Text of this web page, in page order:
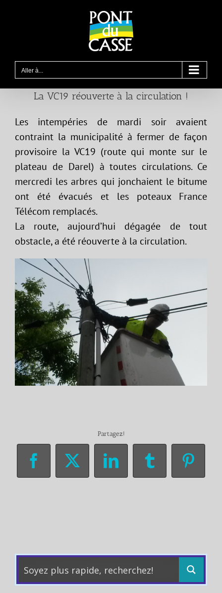
Aller à...
La VC19 réouverte à la circulation !
Les intempéries de mardi soir avaient
contraint la municipalité à fermer de façon
provisoire la VC19 (route qui monte sur le
plateau de Darel) à toutes circulations. Ce
mercredi les arbres qui jonchaient le bitume
ont été évacués et les poteaux France
Télécom remplacés.
La route, aujourd’hui dégagée de tout
obstacle, a été réouverte à la circulation.
Partagez!
Facebook
X LinkedInTumblr